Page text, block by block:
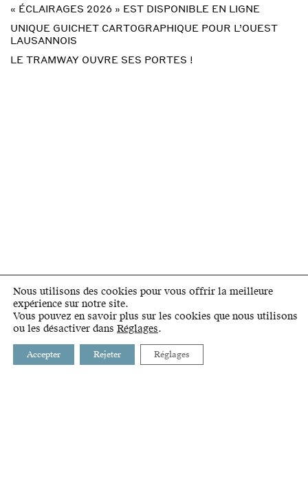
« ÉCLAIRAGES 2026 » EST DISPONIBLE EN LIGNE
UNIQUE GUICHET CARTOGRAPHIQUE POUR L’OUEST
LAUSANNOIS
LE TRAMWAY OUVRE SES PORTES !
Nous utilisons des cookies pour vous offrir la meilleure
expérience sur notre site.
Vous pouvez en savoir plus sur les cookies que nous utilisons
ou les désactiver dans Réglages.
Accepter Rejeter Réglages